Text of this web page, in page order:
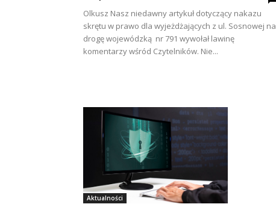
Olkusz Nasz niedawny artykuł dotyczący nakazu
skrętu w prawo dla wyjeżdżających z ul. Sosnowej na
drogę wojewódzką nr 791 wywołał lawinę
komentarzy wśród Czytelników. Nie...
Aktualności